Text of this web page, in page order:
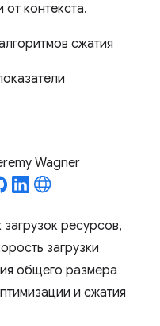
контекста.
сжатия
Wagner
ресурсов,
загрузки
общего размера
и сжатия